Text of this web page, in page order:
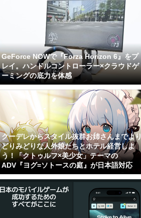
GeForce NOWで『Forza Horizon 6』をプ
レイ。ハンドルコントローラー×クラウドゲ
ーミングの底力を体感
クーデレからスタイル抜群お姉さんまでより
どりみどりな人外娘たちとホテル経営しよ
う！「クトゥルフ×美少女」テーマの
ADV『ヨグ=ソトースの庭』が日本語対応